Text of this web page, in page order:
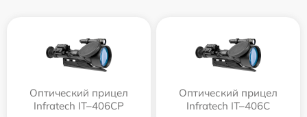
Оптический прицел
Infratech IT–406СP
Оптический прицел
Infratech IT–406С